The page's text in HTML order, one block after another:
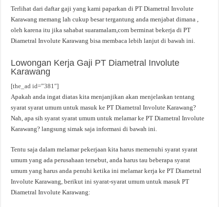
Terlihat dari daftar gaji yang kami paparkan di PT Diametral Involute
Karawang memang lah cukup besar tergantung anda menjabat dimana ,
oleh karena itu jika sahabat suaramalam,com berminat bekerja di PT
Diametral Involute Karawang bisa membaca lebih lanjut di bawah ini.
Lowongan Kerja Gaji PT Diametral Involute
Karawang
[the_ad id=”381″]
Apakah anda ingat diatas kita menjanjikan akan menjelaskan tentang
syarat syarat umum untuk masuk ke PT Diametral Involute Karawang?
Nah, apa sih syarat syarat umum untuk melamar ke PT Diametral Involute
Karawang? langsung simak saja informasi di bawah ini.
Tentu saja dalam melamar pekerjaan kita harus memenuhi syarat syarat
umum yang ada perusahaan tersebut, anda harus tau beberapa syarat
umum yang harus anda penuhi ketika ini melamar kerja ke PT Diametral
Involute Karawang, berikut ini syarat-syarat umum untuk masuk PT
Diametral Involute Karawang: